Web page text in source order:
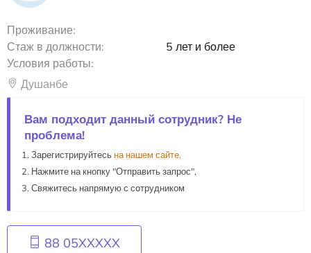
Проживание:
Стаж в должности:
5 лет и более
Условия работы:
Душанбе
Вам подходит данный сотрудник? Не
проблема!
Зарегистрируйтесьна нашем сайте,
Нажмите на кнопку "Отправить запрос",
Свяжитесь напрямую с сотрудником
88 05XXXXX